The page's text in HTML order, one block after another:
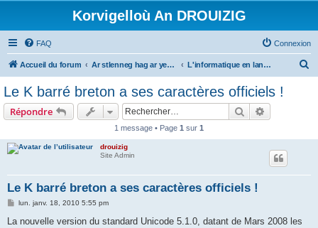
Korvigelloù An DROUIZIG
FAQ Connexion
Accueil du forum Ar stlenneg hag ar yezhoù bihan er bed a-bezh L'informatique en langues régionales et minoritaires
Le K barré breton a ses caractères officiels !
Répondre Rechercher
1 message • Page 1 sur 1
drouizig
Site Admin
Le K barré breton a ses caractères officiels !
M
s
lun. janv. 18, 2010 5:55 pm
La nouvelle version du standard Unicode 5.1.0, datant de Mars 2008 les